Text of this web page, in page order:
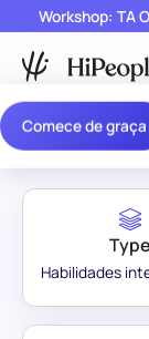
Comece de graça
Workshop: TA
Assessment
Type
Habilidades